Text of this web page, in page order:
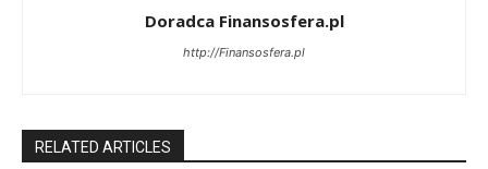
Doradca Finansosfera.pl
http://Finansosfera.pl
RELATED ARTICLES